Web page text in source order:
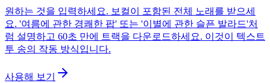
원하는 것을 입력하세요. 보컬이 포함된 전체 노래를 받으세
요. '여름에 관한 경쾌한 팝' 또는 '이별에 관한 슬픈 발라드'처
럼 설명하고 60초 만에 트랙을 다운로드하세요. 이것이 텍스트
투 송의 작동 방식입니다.
사용해 보기